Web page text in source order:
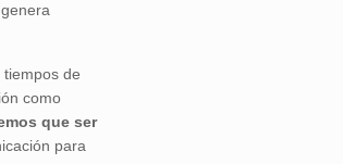
genera
de
como
que ser
para